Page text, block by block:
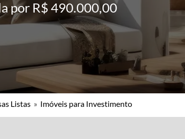
por R$ 490.000,00
Listas » Imóveis para Investimento